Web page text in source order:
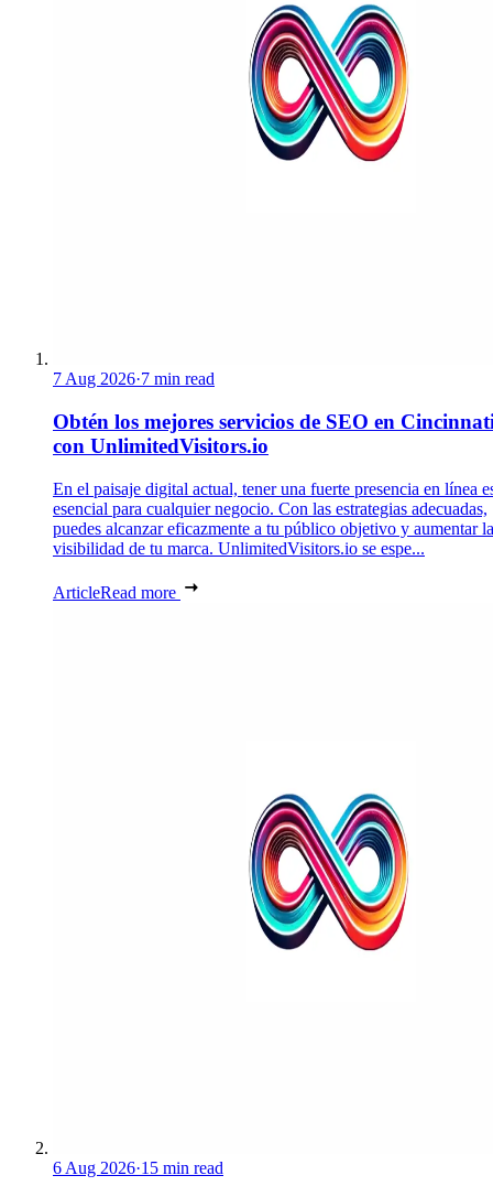
7 Aug 2026·7 min read
Obtén los mejores servicios de SEO en
con UnlimitedVisitors.io
En el paisaje digital actual, tener una fuerte presencia en línea
esencial para cualquier negocio. Con las estrategias adecuadas,
puedes alcanzar eficazmente a tu público objetivo y aumentar la
visibilidad de tu marca. UnlimitedVisitors.io se espe...
ArticleRead more
6 Aug 2026·15 min read